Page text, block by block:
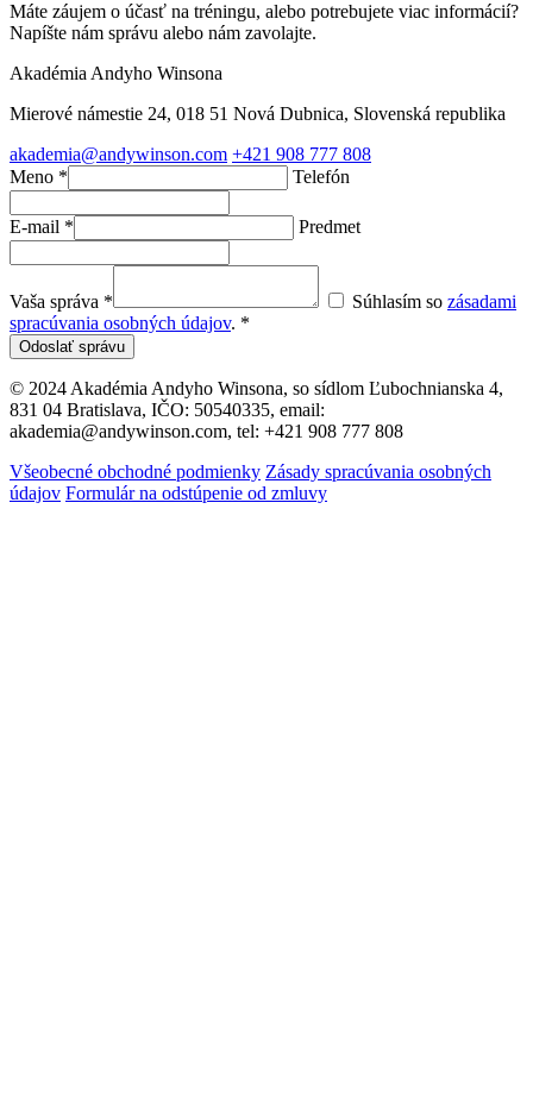
Máte záujem o účasť na tréningu, alebo potrebujete viac informácií?
Napíšte nám správu alebo nám zavolajte.
Akadémia Andyho Winsona
Mierové námestie 24, 018 51 Nová Dubnica, Slovenská republika
akademia@andywinson.com +421 908 777 808
Meno *
Telefón
E-mail * Predmet
Vaša správa * Súhlasím so zásadami
spracúvania osobných údajov. *
Odoslať správu
© 2024 Akadémia Andyho Winsona, so sídlom Ľubochnianska 4,
831 04 Bratislava, IČO: 50540335, email:
akademia@andywinson.com, tel: +421 908 777 808
Všeobecné obchodné podmienky Zásady spracúvania osobných
údajov Formulár na odstúpenie od zmluvy